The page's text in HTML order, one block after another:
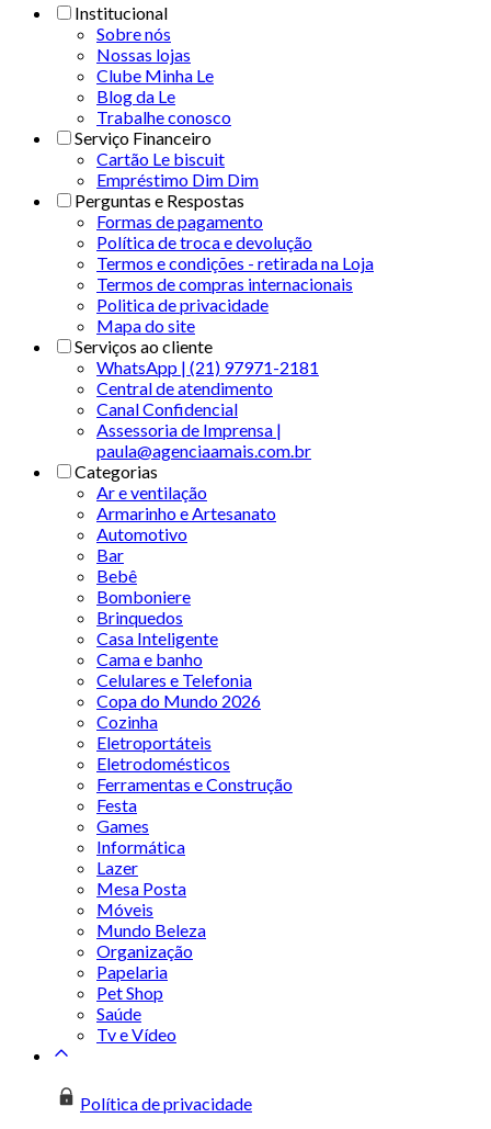
Institucional
Sobre nós
Nossas lojas
Clube Minha Le
Blog da Le
Trabalhe conosco
Serviço Financeiro
Cartão Le biscuit
Empréstimo Dim Dim
Perguntas e Respostas
Formas de pagamento
Política de troca e devolução
Termos e condições - retirada na Loja
Termos de compras internacionais
Politica de privacidade
Mapa do site
Serviços ao cliente
WhatsApp | (21) 97971-2181
Central de atendimento
Canal Confidencial
Assessoria de Imprensa |
paula@agenciaamais.com.br
Categorias
Ar e ventilação
Armarinho e Artesanato
Automotivo
Bar
Bebê
Bomboniere
Brinquedos
Casa Inteligente
Cama e banho
Celulares e Telefonia
Copa do Mundo 2026
Cozinha
Eletroportáteis
Eletrodomésticos
Ferramentas e Construção
Festa
Games
Informática
Lazer
Mesa Posta
Móveis
Mundo Beleza
Organização
Papelaria
Pet Shop
Saúde
Tv e Vídeo
Política de privacidade